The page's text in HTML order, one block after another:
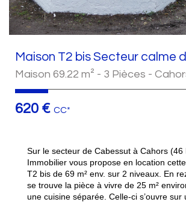
Maison T2 bis Secteur calme
Maison 69.22 m² - 3 Pièces -
620 € CC*
Sur le secteur de Cabessut à Cahors (46
Immobilier vous propose en location
T2 bis de 69 m² env. sur 2 niveaux. En
se trouve la pièce à vivre de 25 m²
une cuisine séparée. Celle-ci s’ouvre sur